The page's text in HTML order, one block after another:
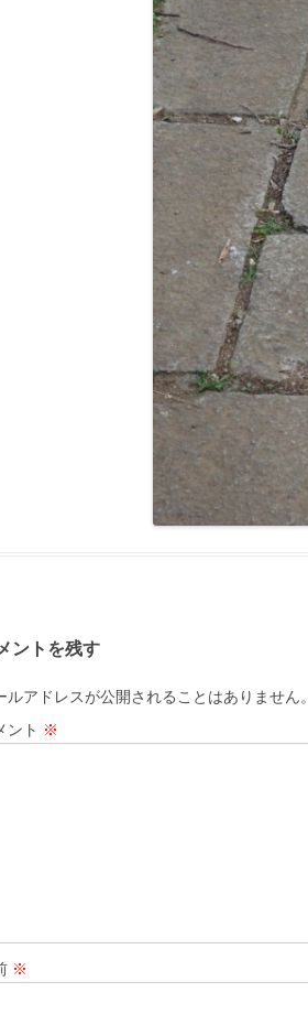
ントを残す
ルアドレスが公開されることはありません。
ント ※
※